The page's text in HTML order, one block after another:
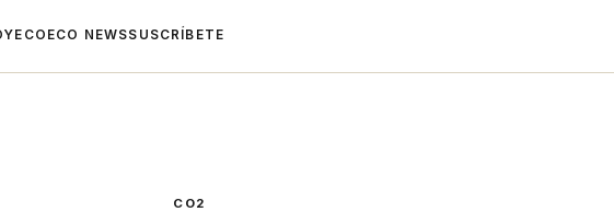
ECO NEWSSUSCRÍBETE
CO2